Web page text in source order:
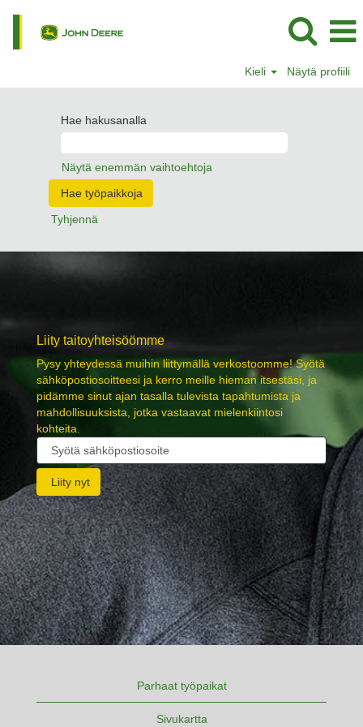
Kieli Näytä profiili
Hae hakusanalla
Näytä enemmän vaihtoehtoja
Tyhjennä
Liity taitoyhteisöömme
Pysy yhteydessä muihin liittymällä verkostoomme! Syötä
sähköpostiosoitteesi ja kerro meille hieman itsestäsi, ja
pidämme sinut ajan tasalla tulevista tapahtumista ja
mahdollisuuksista, jotka vastaavat mielenkiintosi
kohteita.
Parhaat työpaikat
Sivukartta